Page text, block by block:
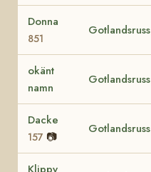
Donna
851
Gotlandsruss
okänt
namn
Gotlandsruss
Dacke
157 📷
Gotlandsruss
Klippy